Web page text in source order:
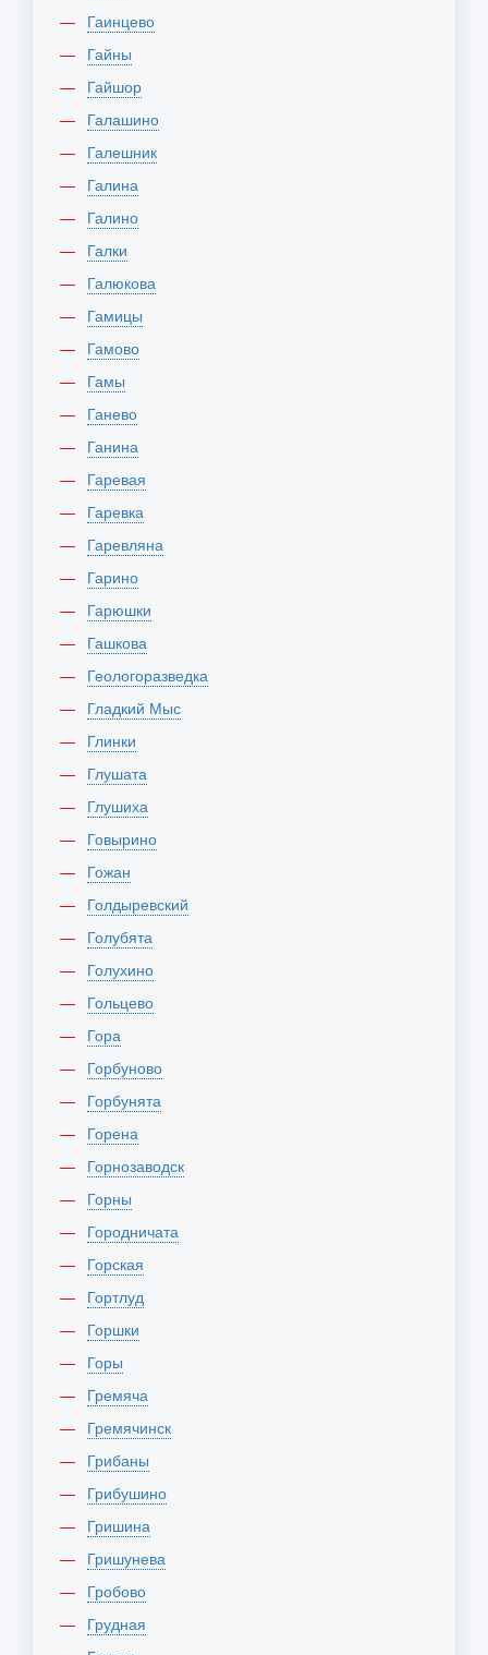
Гаинцево
Гайны
Гайшор
Галашино
Галешник
Галина
Галино
Галки
Галюкова
Гамицы
Гамово
Гамы
Ганево
Ганина
Гаревая
Гаревка
Гаревляна
Гарино
Гарюшки
Гашкова
Геологоразведка
Гладкий Мыс
Глинки
Глушата
Глушиха
Говырино
Гожан
Голдыревский
Голубята
Голухино
Гольцево
Гора
Горбуново
Горбунята
Горена
Горнозаводск
Горны
Городничата
Горская
Гортлуд
Горшки
Горы
Гремяча
Гремячинск
Грибаны
Грибушино
Гришина
Гришунева
Гробово
Грудная